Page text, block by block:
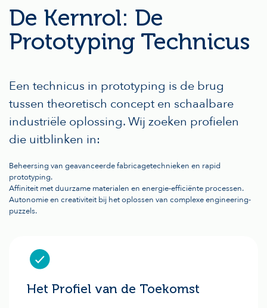
De Kernrol: De
Prototyping Technicus
Een technicus in prototyping is de brug
tussen theoretisch concept en schaalbare
industriële oplossing. Wij zoeken profielen
die uitblinken in:
Beheersing van geavanceerde fabricagetechnieken en rapid
prototyping.
Affiniteit met duurzame materialen en energie-efficiënte processen.
Autonomie en creativiteit bij het oplossen van complexe engineering-
puzzels.
Het Profiel van de Toekomst